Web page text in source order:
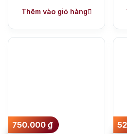
Thêm vào giỏ hàng
750.000₫